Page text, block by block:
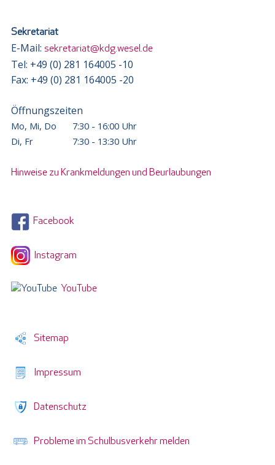
Sekretariat
E-Mail: sekretariat@kdg.wesel.de
Tel: +49 (0) 281 164005 -10
Fax: +49 (0) 281 164005 -20
Öffnungszeiten
Mo, Mi, Do
7:30 - 16:00 Uhr
Di, Fr
7:30 - 13:30 Uhr
Hinweise zu Krankmeldungen und Beurlaubungen
Facebook
Instagram
YouTube
Sitemap
Impressum
Datenschutz
Probleme im Schulbusverkehr melden